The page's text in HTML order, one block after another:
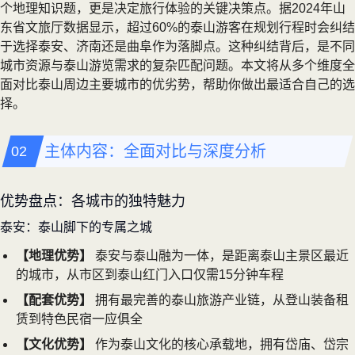
个地理知识题，更是决定旅行体验的关键决策点。据2024年山
东省文旅厅数据显示，超过60%的泰山游客在规划行程时会纠结
于选择泰安、济南还是曲阜作为落脚点。这种纠结背后，是不同
城市资源与泰山游览需求的复杂匹配问题。本文将从多个维度全
面对比泰山周边主要城市的优劣势，帮助你做出最适合自己的选
择。
主体内容：全面对比与深度分析
优势盘点：各城市的独特魅力
泰安：泰山脚下的专属之城
【地理优势】
泰安与泰山融为一体，是距离泰山主景区最近
的城市，从市区到泰山红门入口仅需15分钟车程
【配套优势】
拥有最完善的泰山旅游产业链，从登山装备租
赁到特色民宿一应俱全
【文化优势】
作为泰山文化的核心承载地，拥有岱庙、岱宗